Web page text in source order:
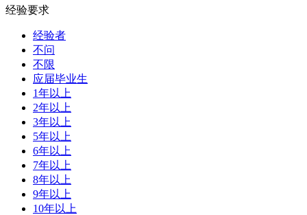
经验要求
经验者
不问
不限
应届毕业生
1年以上
2年以上
3年以上
5年以上
6年以上
7年以上
8年以上
9年以上
10年以上